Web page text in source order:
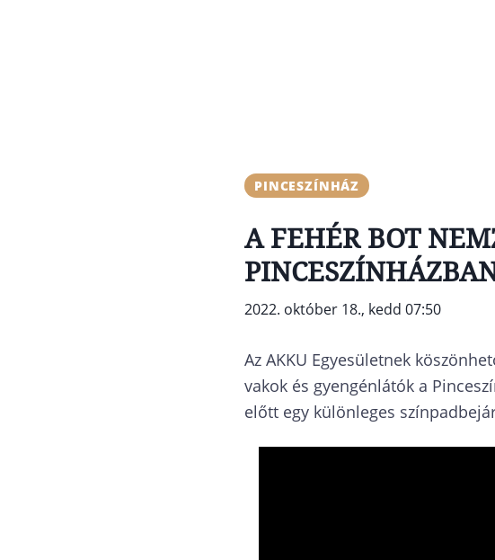
PINCESZÍNHÁZ
A FEHÉR BOT
2022. október 18., kedd 07:50
Az AKKU Egyesületnek
vakok és gyengénlátók a
előtt egy különleges